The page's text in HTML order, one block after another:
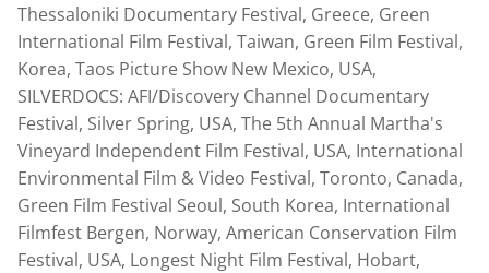
Thessaloniki Documentary Festival, Greece, Green
International Film Festival, Taiwan, Green Film Festival,
Korea, Taos Picture Show New Mexico, USA,
SILVERDOCS: AFI/Discovery Channel Documentary
Festival, Silver Spring, USA, The 5th Annual Martha's
Vineyard Independent Film Festival, USA, International
Environmental Film & Video Festival, Toronto, Canada,
Green Film Festival Seoul, South Korea, International
Filmfest Bergen, Norway, American Conservation Film
Festival, USA, Longest Night Film Festival, Hobart,